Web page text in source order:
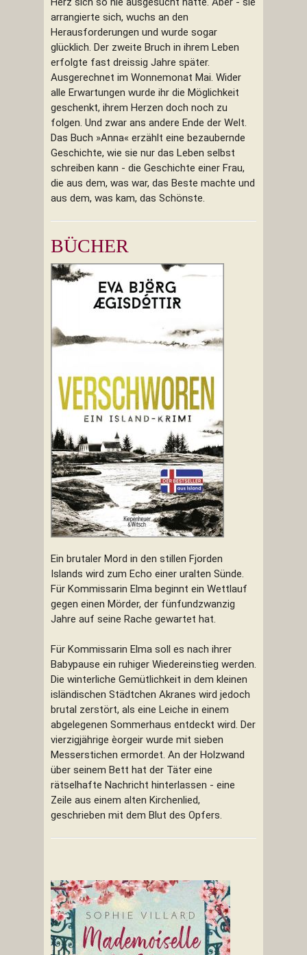
arrangierte sich, wuchs an den
Herausforderungen und wurde sogar
glücklich. Der zweite Bruch in ihrem Leben
erfolgte fast dreissig Jahre später.
Ausgerechnet im Wonnemonat Mai. Wider
alle Erwartungen wurde ihr die Möglichkeit
geschenkt, ihrem Herzen doch noch zu
folgen. Und zwar ans andere Ende der Welt.
Das Buch »Anna« erzählt eine bezaubernde
Geschichte, wie sie nur das Leben selbst
schreiben kann - die Geschichte einer Frau,
die aus dem, was war, das Beste machte und
aus dem, was kam, das Schönste.
BÜCHER
Ein brutaler Mord in den stillen Fjorden
Islands wird zum Echo einer uralten Sünde.
Für Kommissarin Elma beginnt ein Wettlauf
gegen einen Mörder, der fünfundzwanzig
Jahre auf seine Rache gewartet hat.
Für Kommissarin Elma soll es nach ihrer
Babypause ein ruhiger Wiedereinstieg werden.
Die winterliche Gemütlichkeit in dem kleinen
isländischen Städtchen Akranes wird jedoch
brutal zerstört, als eine Leiche in einem
abgelegenen Sommerhaus entdeckt wird. Der
vierzigjährige èorgeir wurde mit sieben
Messerstichen ermordet. An der Holzwand
über seinem Bett hat der Täter eine
rätselhafte Nachricht hinterlassen - eine
Zeile aus einem alten Kirchenlied,
geschrieben mit dem Blut des Opfers.